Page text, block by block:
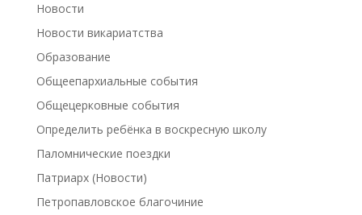
Новости
Новости викариатства
Образование
Общеепархиальные события
Общецерковные события
Определить ребёнка в воскресную школу
Паломнические поездки
Патриарх (Новости)
Петропавловское благочиние